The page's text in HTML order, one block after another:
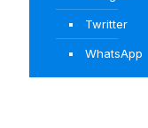
Twritter
WhatsApp